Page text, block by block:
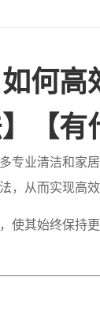
何高
【有
业清洁和家
，从而实现高
，使其始终保持